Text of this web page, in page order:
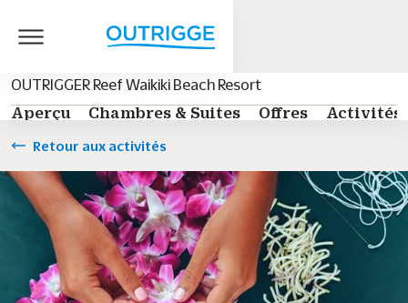
OUTRIGGER Reef Waikiki Beach Resort
Aperçu
Chambres & Suites Offres Activités
Retour aux activités